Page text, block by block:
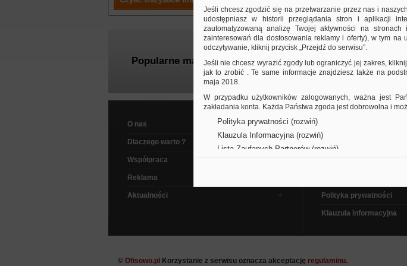
Popularne marki
O nas
Dlaczego warto ?
Współpraca
Reklama
Aktualności
Dla sprzedających
Dla reklamodawców
Polityka prywatności
Klauzula informacyjna
© Ofisowo.pl Korzystanie z serwisu oznacza akceptację regulaminu.
Jeśli chcesz zgodzić się na przetwarzanie przez nas i
udostępniasz w historii przeglądania stron i aplikacji
zautomatyzowaną analizę Twojej aktywności na
zainteresowań dla dostosowania reklamy i oferty), w tym na
odczytywanie, kliknij przycisk „Przejdź do serwisu”.
Jeśli nie chcesz wyrazić zgody lub ograniczyć jej zakres,
jak to zrobić . Te same informacje znajdziesz także na
maja 2018.
W przypadku użytkowników zalogowanych, ważna jest
zakładania konta. Każda Państwa zgoda jest dobrowolna i
Polityka prywatności (rozwiń)
Klauzula Informacyjna (rozwiń)
Lista Zaufanych Partnerów (rozwiń)